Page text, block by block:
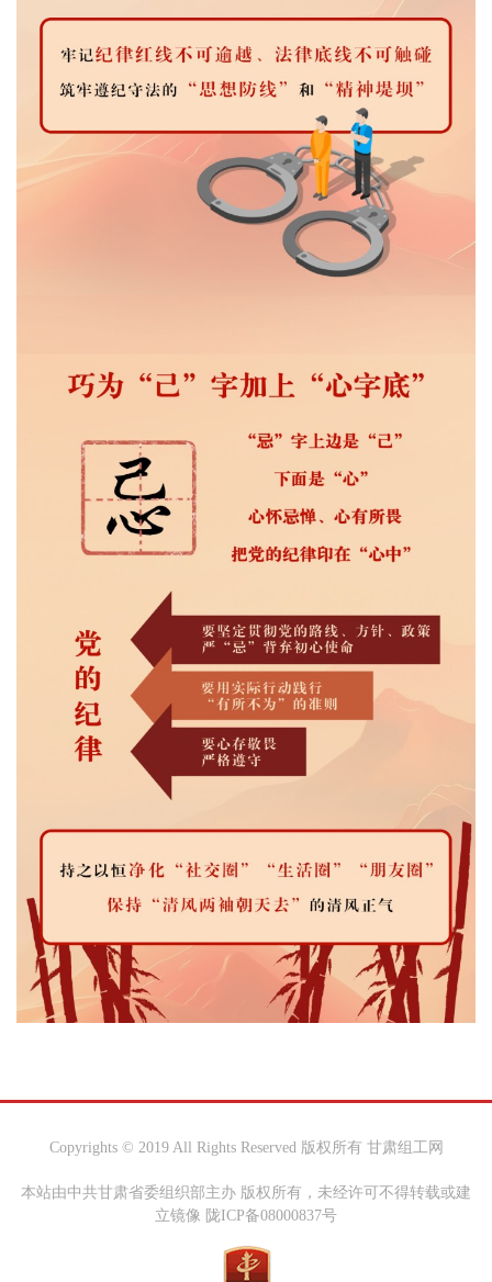
Copyrights © 2019 All Rights Reserved 版权所有 甘肃组工网
本站由中共甘肃省委组织部主办 版权所有，未经许可不得转载或建
立镜像 陇ICP备08000837号